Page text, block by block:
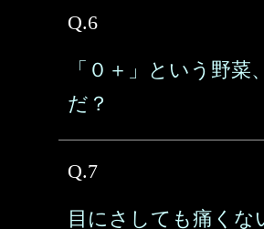
Q.6
「０＋」という野菜
だ？
Q.7
目にさしても痛くな